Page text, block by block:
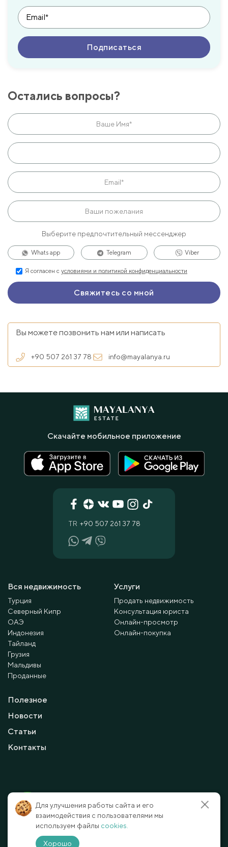
Остались вопросы?
Выберите предпочтительный мессенджер
Whats app Telegram Viber
Я согласен с условиями и политикой конфиденциальности
Вы можете позвонить нам или написать
+90 507 261 37 78 info@mayalanya.ru
Вся недвижимость
Турция
Северный Кипр
ОАЭ
Индонезия
Тайланд
Грузия
Мальдивы
Проданные
Услуги
Продать недвижимость
Консультация юриста
Онлайн-просмотр
Онлайн-покупка
Полезное
Новости
Статьи
Контакты
TR +90 507 261 37 78
официальный сайт.
Все права защищены.
Скачайте мобильное приложение
Условия и политика конфиденциальности
Способы оплаты
Для улучшения работы сайта и его
взаимодействия с пользователями мы
используем файлы cookies.
Хорошо